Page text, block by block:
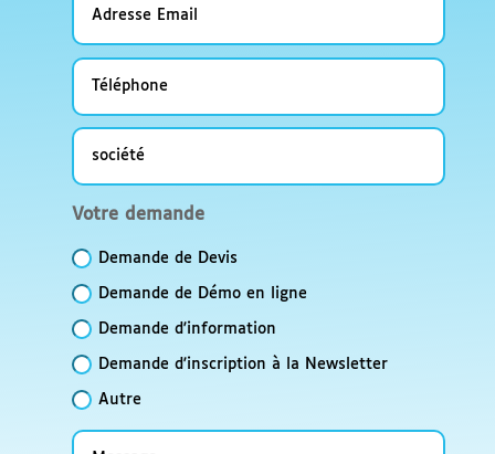
Email
Téléphone
société
Votre
Votre demande
Demande de Devis
Demande de Démo en ligne
Demande d'information
Demande d'inscription à la Newsletter
Autre
Message